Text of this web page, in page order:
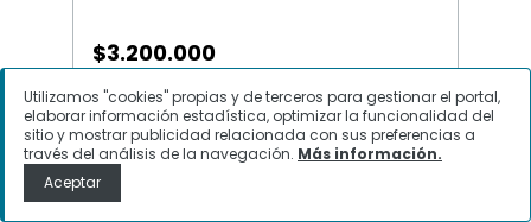
$3.200.000
Apartamento en Arriendo, Loma
Del Barro, Envigado
Utilizamos "cookies" propias y de terceros para gestionar el portal,
elaborar información estadística, optimizar la funcionalidad del
sitio y mostrar publicidad relacionada con sus preferencias a
través del análisis de la navegación. Más información.
Aceptar